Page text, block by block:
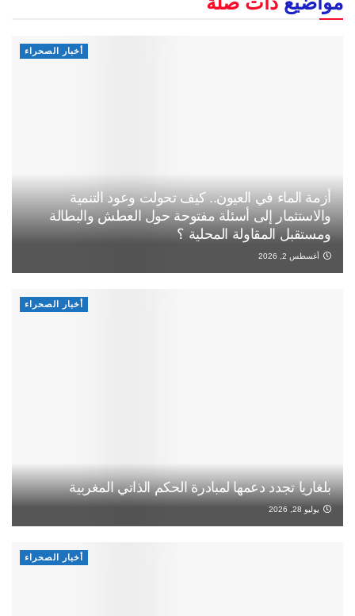
أخبار الصحراء
أزمة الماء في العيون.. كيف تحولت وعود التنمية
والاستثمار إلى أسئلة مفتوحة حول العطش والبطالة
ومستقبل المقاولة المحلية ؟
أغسطس 2, 2026
أخبار الصحراء
بلغاريا تجدد دعمها لمبادرة الحكم الذاتي المغربية
يوليو 28, 2026
أخبار الصحراء